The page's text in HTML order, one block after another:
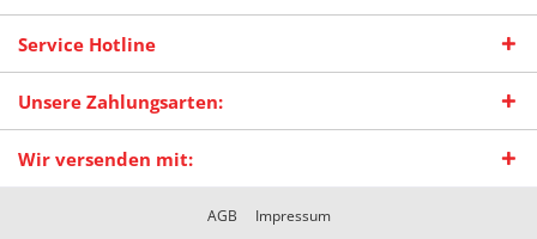
Service Hotline
Unsere Zahlungsarten:
Wir versenden mit:
AGB Impressum